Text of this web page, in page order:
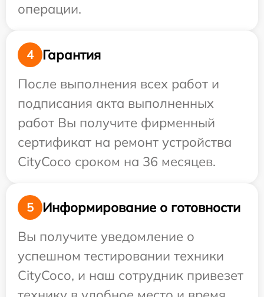
операции.
4
Гарантия
После выполнения всех работ и
подписания акта выполненных
работ Вы получите фирменный
сертификат на ремонт устройства
CityCoco сроком на 36 месяцев.
5
Информирование о готовности
Вы получите уведомление о
успешном тестировании техники
CityCoco, и наш сотрудник привезет